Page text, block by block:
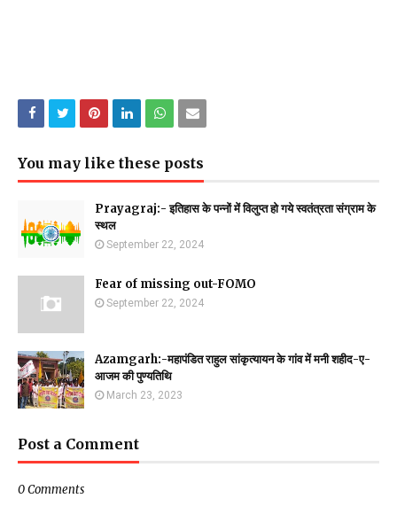
You may like these posts
Prayagraj:- इतिहास के पन्नों में विलुप्त हो गये स्वतंत्रता संग्राम के
स्थल
September 22, 2024
Fear of missing out-FOMO
September 22, 2024
Azamgarh:-महापंडित राहुल सांकृत्यायन के गांव में मनी शहीद-ए-
आजम की पुण्यतिथि
March 23, 2023
Post a Comment
0 Comments